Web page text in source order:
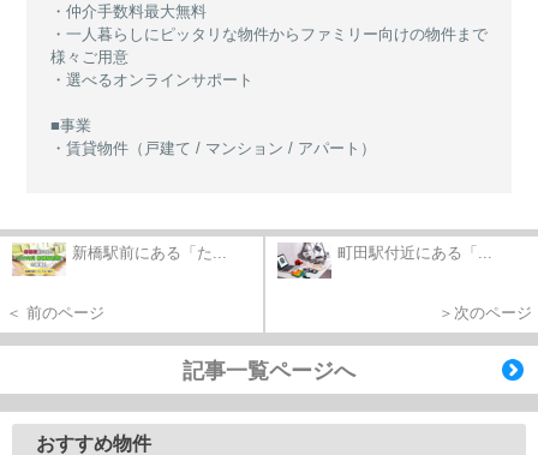
・仲介手数料最大無料
・一人暮らしにピッタリな物件からファミリー向けの物件まで
様々ご用意
・選べるオンラインサポート
■事業
・賃貸物件（戸建て / マンション / アパート）
新橋駅前にある「た...
＜ 前のページ
町田駅付近にある「...
＞次のページ
記事一覧ページへ
おすすめ物件